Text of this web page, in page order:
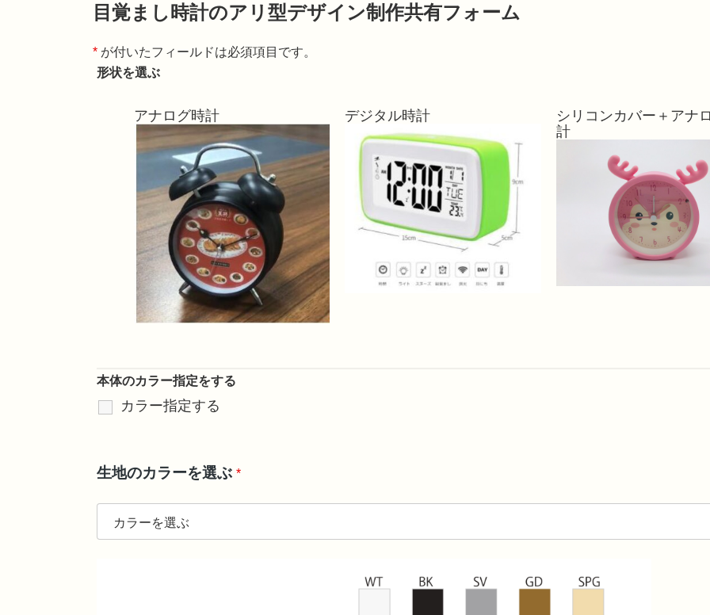
目覚まし時計のアリ型デザイン制作共有フォーム
* が付いたフィールドは必須項目です。
形状を選ぶ
アナログ時計 デジタル時計
シリコンカバー＋アナ
計
本体のカラー指定をする
カラー指定する
生地のカラーを選ぶ *